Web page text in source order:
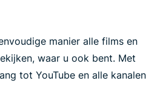
manier alle films en
waar u ook bent. Met
tot YouTube en alle kanalen